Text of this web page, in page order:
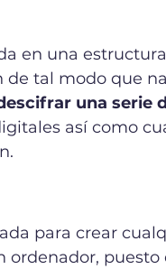
en una
tal modo que
una serie
así como
para crear
ordenador,